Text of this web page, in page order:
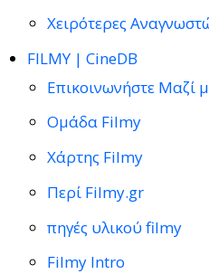
Χειρότερες
FILMY | CineDB
Επικοινωνήστε Μαζί
Ομάδα Filmy
Χάρτης Filmy
Περί Filmy.gr
πηγές υλικού filmy
Filmy Intro